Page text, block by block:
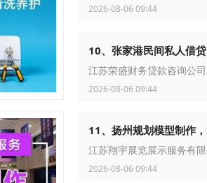
2026-08-06 09:44
10、张家港民间私人借
江苏荣盛财务贷款咨询公司
2026-08-06 09:44
11、扬州规划模型制作
江苏翔宇展览展示服务有限
2026-08-06 09:44